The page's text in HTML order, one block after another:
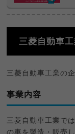
三菱自動車
三菱自動車工業の
事業内容
三菱自動車工業で